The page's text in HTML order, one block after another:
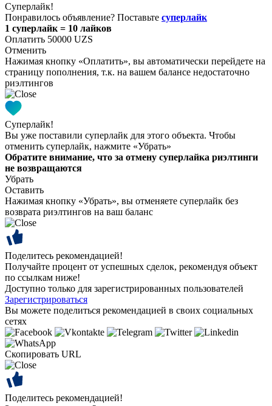
Суперлайк!
Понравилось объявление? Поставьте суперлайк
1 суперлайк = 10 лайков
Оплатить 50000 UZS
Отменить
Нажимая кнопку «Оплатить», вы автоматически перейдете на
страницу пополнения, т.к. на вашем балансе недостаточно
риэлтингов
Суперлайк!
Вы уже поставили суперлайк для этого объекта. Чтобы
отменить суперлайк, нажмите «Убрать»
Обратите внимание, что за отмену суперлайка риэлтинги
не возвращаются
Убрать
Оставить
Нажимая кнопку «Убрать», вы отменяете суперлайк без
возврата риэлтингов на ваш баланс
Поделитесь рекомендацией!
Получайте процент от успешных сделок, рекомендуя объект
по ссылкам ниже!
Доступно только для зарегистрированных пользователей
Зарегистрироваться
Вы можете поделиться рекомендацией в своих социальных
сетях
Скопировать URL
Поделитесь рекомендацией!